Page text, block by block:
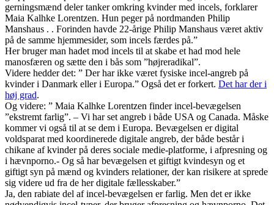
gerningsmænd deler tanker omkring kvinder med incels, forklarer
Maia Kalhke Lorentzen. Hun peger på nordmanden Philip
Manshaus . . Forinden havde 22-årige Philip Manshaus været aktiv
på de samme hjemmesider, som incels færdes på.”
Her bruger man hadet mod incels til at skabe et had mod hele
manosfæren og sætte den i bås som ”højreradikal”.
Videre hedder det: ” Der har ikke været fysiske incel-angreb på
kvinder i Danmark eller i Europa.” Også det er forkert. Det har der i
høj grad.
Og videre: ” Maia Kalhke Lorentzen finder incel-bevægelsen
”ekstremt farlig”. – Vi har set angreb i både USA og Canada. Måske
kommer vi også til at se dem i Europa. Bevægelsen er digital
voldsparat med koordinerede digitale angreb, der både består i
chikane af kvinder på deres sociale medie-platforme, i afpresning og
i hævnporno.- Og så har bevægelsen et giftigt kvindesyn og et
giftigt syn på mænd og kvinders relationer, der kan risikere at sprede
sig videre ud fra de her digitale fællesskaber.”
Ja, den rabiate del af incel-bevægelsen er farlig. Men det er ikke